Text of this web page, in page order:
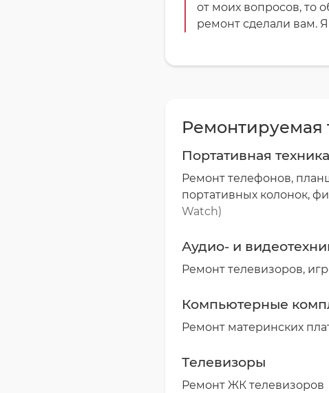
от моих вопросов, то
ремонт сделали вам.
Ремонтируемая
Портативная техника
Ремонт телефонов,
портативных колонок,
Watch)
Аудио- и
Ремонт телевизоров,
Компьютерные
Ремонт материнских
Телевизоры
Ремонт ЖК телевизоров